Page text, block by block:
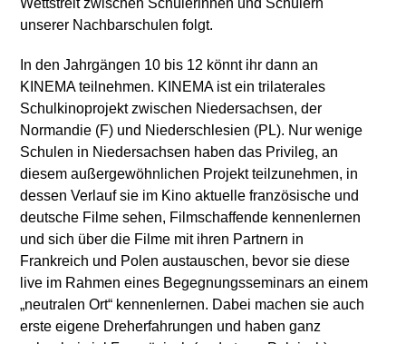
Wettstreit zwischen Schülerinnen und Schülern
unserer Nachbarschulen folgt.
In den Jahrgängen 10 bis 12 könnt ihr dann an
KINEMA teilnehmen. KINEMA ist ein trilaterales
Schulkinoprojekt zwischen Niedersachsen, der
Normandie (F) und Niederschlesien (PL). Nur wenige
Schulen in Niedersachsen haben das Privileg, an
diesem außergewöhnlichen Projekt teilzunehmen, in
dessen Verlauf sie im Kino aktuelle französische und
deutsche Filme sehen, Filmschaffende kennenlernen
und sich über die Filme mit ihren Partnern in
Frankreich und Polen austauschen, bevor sie diese
live im Rahmen eines Begegnungsseminars an einem
„neutralen Ort“ kennenlernen. Dabei machen sie auch
erste eigene Dreherfahrungen und haben ganz